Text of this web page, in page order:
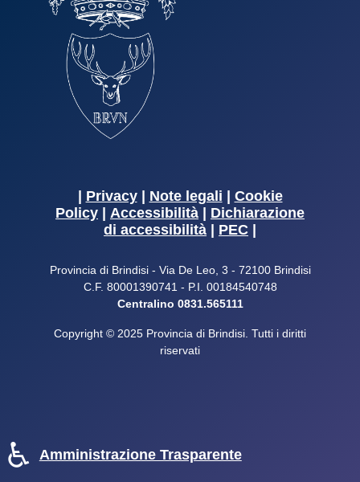
Privacy| Note legali
Cookie
Policy
Accessibilità
Dichiarazione
di accessibilità
PEC
Provincia di Brindisi - Via De Leo, 3 - 72100 Brindisi
C.F. 80001390741 - P.I. 00184540748
Centralino 0831.565111
Copyright © 2025 Provincia di Brindisi. Tutti i diritti
riservati
Amministrazione Trasparente